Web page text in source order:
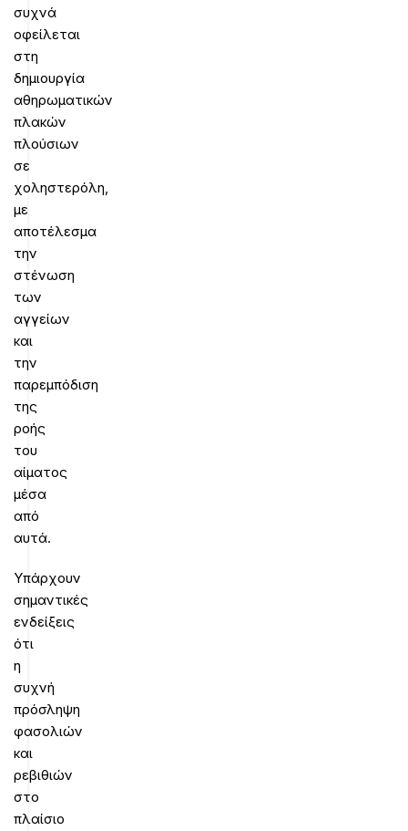
συχνά
οφείλεται
στη
δημιουργία
αθηρωματικών
πλακών
πλούσιων
σε
χοληστερόλη,
με
αποτέλεσμα
την
στένωση
των
αγγείων
και
την
παρεμπόδιση
της
ροής
του
αίματος
μέσα
από
αυτά.
Υπάρχουν
σημαντικές
ενδείξεις
ότι
η
συχνή
πρόσληψη
φασολιών
και
ρεβιθιών
στο
πλαίσιο